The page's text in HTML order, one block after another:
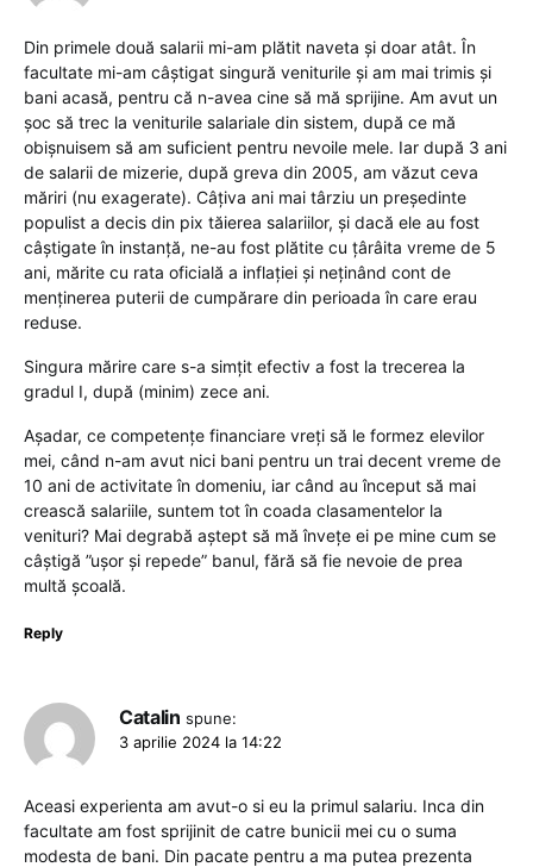
Din primele două salarii mi-am plătit naveta și doar atât. În
facultate mi-am câștigat singură veniturile și am mai trimis și
bani acasă, pentru că n-avea cine să mă sprijine. Am avut un
șoc să trec la veniturile salariale din sistem, după ce mă
obișnuisem să am suficient pentru nevoile mele. Iar după 3 ani
de salarii de mizerie, după greva din 2005, am văzut ceva
măriri (nu exagerate). Câțiva ani mai târziu un președinte
populist a decis din pix tăierea salariilor, și dacă ele au fost
câștigate în instanță, ne-au fost plătite cu țârâita vreme de 5
ani, mărite cu rata oficială a inflației și neținând cont de
menținerea puterii de cumpărare din perioada în care erau
reduse.
Singura mărire care s-a simțit efectiv a fost la trecerea la
gradul I, după (minim) zece ani.
Așadar, ce competențe financiare vreți să le formez elevilor
mei, când n-am avut nici bani pentru un trai decent vreme de
10 ani de activitate în domeniu, iar când au început să mai
crească salariile, suntem tot în coada clasamentelor la
venituri? Mai degrabă aștept să mă învețe ei pe mine cum se
câștigă ”ușor și repede” banul, fără să fie nevoie de prea
multă școală.
Reply
Catalin spune:
3 aprilie 2024 la 14:22
Aceasi experienta am avut-o si eu la primul salariu. Inca din
facultate am fost sprijinit de catre bunicii mei cu o suma
modesta de bani. Din pacate pentru a ma putea prezenta